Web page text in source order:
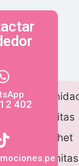
25
de alitas
bouchet
402